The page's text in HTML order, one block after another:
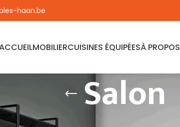
haan.be
MOBILIERCUISINES ÉQUIPÉESÀ PROPOS
Salon